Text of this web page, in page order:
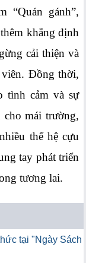
“Quán gánh”,
khẳng định
cải thiện và
Đồng thời,
tình cảm và sự
cho mái trường,
thế hệ cựu
tay phát triển
tương lai.
tại "Ngày Sách